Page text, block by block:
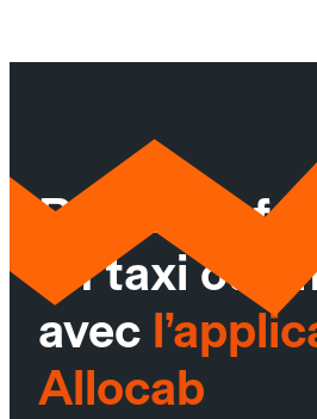
Réservez
un taxi ou
avec
Allocab